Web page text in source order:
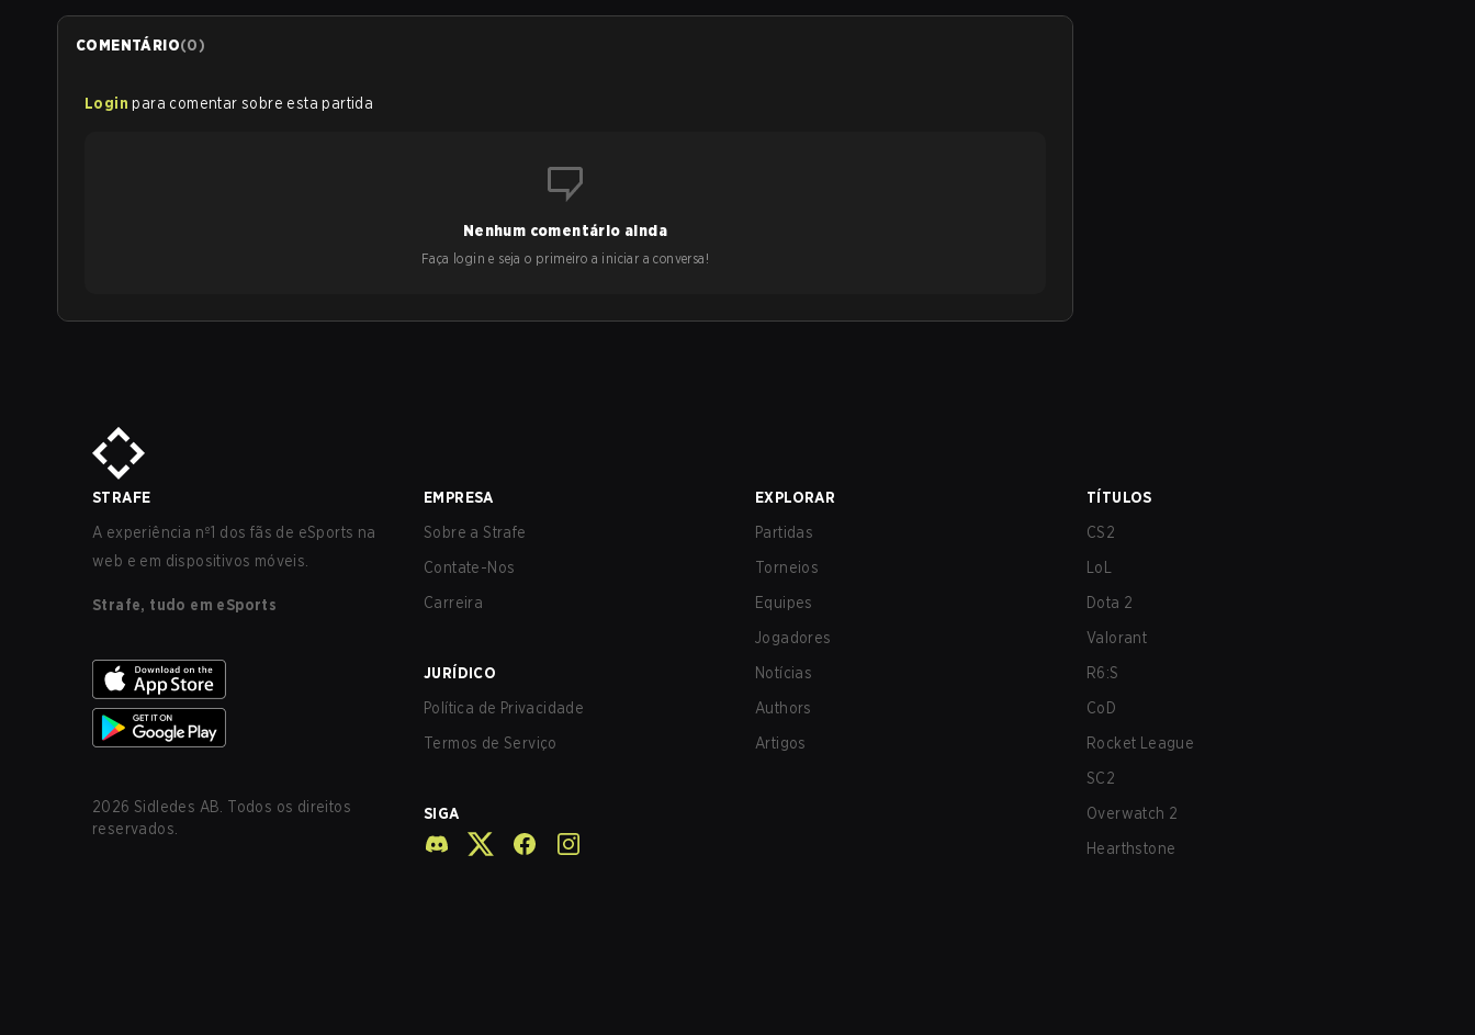
COMENTÁRIO(0)
Login para comentar sobre esta partida
Nenhum comentário ainda
Faça login e seja o primeiro a iniciar a conversa!
STRAFE
A experiência nº1 dos fãs de eSports na
web e em dispositivos móveis.
Strafe, tudo em eSports
2026 Sidledes AB. Todos os direitos
reservados.
EMPRESA
Sobre a Strafe
Contate-Nos
Carreira
JURÍDICO
Política de Privacidade
Termos de Serviço
SIGA
EXPLORAR
Partidas
Torneios
Equipes
Jogadores
Notícias
Authors
Artigos
TÍTULOS
CS2
LoL
Dota 2
Valorant
R6:S
CoD
Rocket League
SC2
Overwatch 2
Hearthstone